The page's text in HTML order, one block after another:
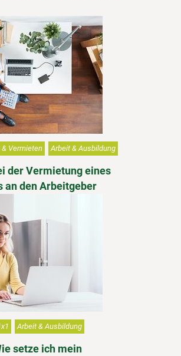
& Vermieten Arbeit & Ausbildung
der Vermietung eines
an den Arbeitgeber
Arbeit & Ausbildung
setze ich mein